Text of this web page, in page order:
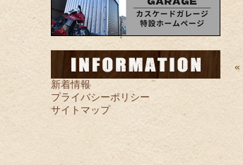
«
新着情報
プライバシーポリシー
サイトマップ